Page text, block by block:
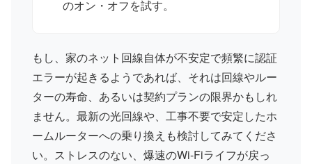
のオン・オフを試す。
もし、家のネット回線自体が不安定で頻繁に認証
エラーが起きるようであれば、それは回線やルー
ターの寿命、あるいは契約プランの限界かもしれ
ません。最新の光回線や、工事不要で安定したホ
ームルーターへの乗り換えも検討してみてくださ
い。ストレスのない、爆速のWi-Fiライフが戻っ